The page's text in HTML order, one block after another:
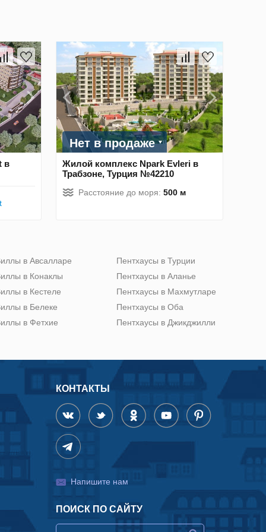
в
Нет в продаже
Жилой комплекс Npark Evleri в
Трабзоне, Турция №42210
Расстояние до моря: 500 м
в Авсалларе
в Конаклы
в Кестеле
в Белеке
в Фетхие
Пентхаусы в Турции
Пентхаусы в Аланье
Пентхаусы в Махмутларе
Пентхаусы в Оба
Пентхаусы в Джикджилли
КОНТАКТЫ
Напишите нам
ПОИСК ПО САЙТУ